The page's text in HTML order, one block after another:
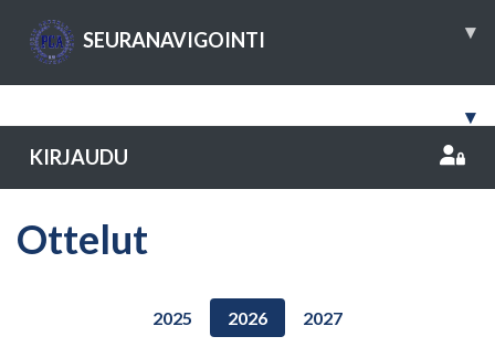
SEURANAVIGOINTI ▾
▾
KIRJAUDU
Ottelut
2025 2026 2027